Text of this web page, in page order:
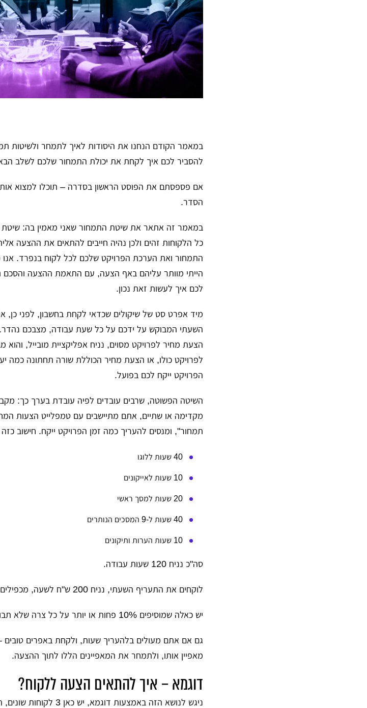
במאמר הקודם הנחנו את היסודות לאיך לתמחר ולשיטות
להסביר לכם איך לקחת את יכולת התמחור שלכם לשלב
אם פספסתם את הפוסט הראשון בסדרה – תוכלו למצוא
הסדר.
במאמר זה אתאר את שיטת התמחור שאני מאמין בה:
כל הלקוחות זהים ולכן נהיה חייבים להתאים את ההצעה
התמחור ואת הערכת הפרויקט שלכם לכל לקוח בנפרד. אנו
הייתי מוותר עליהם באף הצעה, עם התאמת ההצעה והסכם
לכם איך לעשות זאת נכון.
מיד אפרט סט של שיקולים שכדאי לקחת בחשבון, לפני כן,
השעתי המבוקש על ידכם על כל שעת עבודה, מצבכם
הצעת מחיר לפרויקט מסוים, נניח אפליקציית מובייל,
לפרויקט כולו, או הצעת מחיר הכוללת שורה תחתונה כמה
הפרויקט ייקח לכם בפועל.
השיטה הפשוטה, שרבים עובדים לפיה עובדת בערך כך:
מקדימה או שתיים, אתם מתיישבים עם טמפלייט הצעות
תמחור", ומנסים להעריך כמה זמן הפרויקט ייקח. חישוב
40 שעות ללוגו
10 שעות לאייקונים
20 שעות למסך ראשי
40 שעות ל-9 המסכים הנותרים
10 שעות הערות ותיקונים
סה"כ נניח 120 שעות עבודה.
לוקחים את התעריף השעתי, נניח 200 ש"ח לשעה, מכפילים בהערכת השעות, יוצא לנו 24,000 ש"ח.
יש כאלה שמוסיפים 10% פחות או יותר על כל צרה שלא תבוא, ואז שולחים.
גם אם אתם מעולים בלהעריך שעות, ולקחת באפרים
מאפיין אותו, ולתמחר את המאפיינים הללו לתוך ההצעה.
דוגמא – איך להתאים הצעה ללקוח?
ניגש לנושא הזה באמצעות